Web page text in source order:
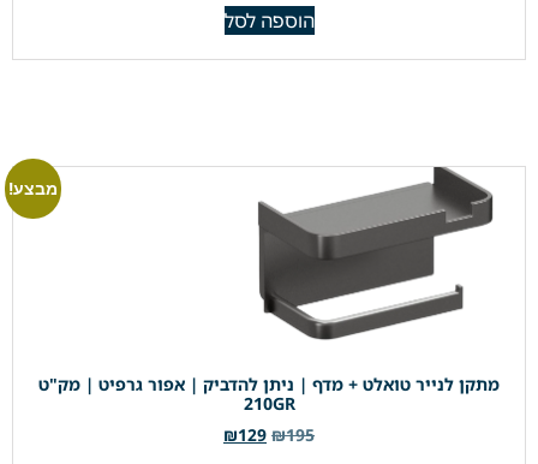
הוספה לסל
מבצע!
מתקן לנייר טואלט + מדף | ניתן להדביק | אפור גרפיט | מק"ט
210GR
₪195
₪129